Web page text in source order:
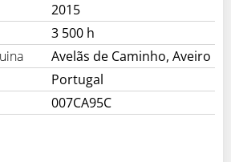
2015
3 500 h
Avelãs de Caminho, Aveiro
Portugal
007CA95C